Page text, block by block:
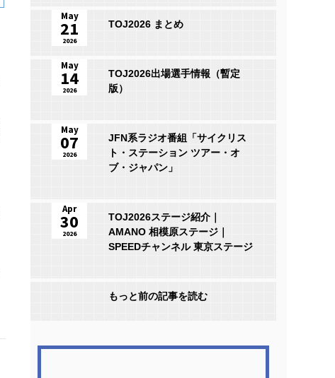
TOJ2026 まとめ
May
21
2026
TOJ2026出場選手情報（暫定
版）
May
14
2026
JFN系ラジオ番組「サイクリス
ト・ステーション ツアー・オ
ブ・ジャパン」
May
07
2026
TOJ2026ステージ紹介｜
AMANO 相模原ステージ｜
SPEEDチャンネル 東京ステージ
Apr
30
2026
もっと前の記事を読む